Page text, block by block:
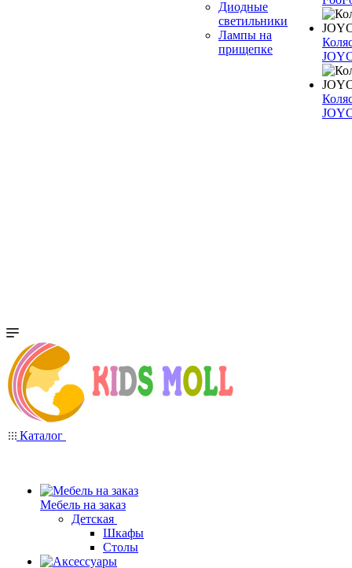
Диодные
светильники
Лампы на
прищепке
Каталог
Мебель на заказ
Детская
Шкафы
Столы